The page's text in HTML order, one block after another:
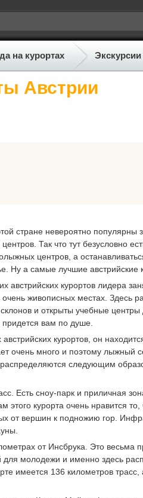
на курортах Экскурсии
Австрии
стране невероятно
Так что тут безусловно
центров, а
Ну а самые лучшие австрийские
австрийских курортов лидера
живописных местах. Здесь
и открыты учебные центры
вам по душе.
курортов, он
очень много и поэтому лыжный
распределяются следующим
Есть сноу-парк и приличная
курорта очень нравится то,
от вершин к подножию гор.
от Инсбрука. Это весьма
молодежи и именно здесь
имеется 136 километров